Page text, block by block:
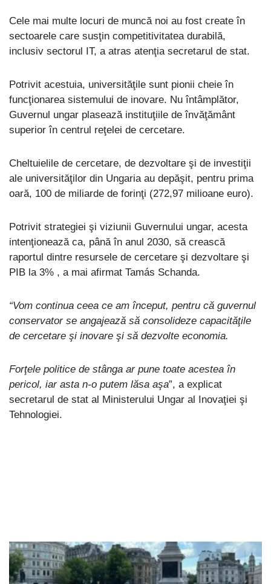
Cele mai multe locuri de muncă noi au fost create în
sectoarele care susţin competitivitatea durabilă,
inclusiv sectorul IT, a atras atenţia secretarul de stat.
Potrivit acestuia, universităţile sunt pionii cheie în
funcţionarea sistemului de inovare. Nu întâmplător,
Guvernul ungar plasează instituţiile de învăţământ
superior în centrul reţelei de cercetare.
Cheltuielile de cercetare, de dezvoltare şi de investiţii
ale universităţilor din Ungaria au depăşit, pentru prima
oară, 100 de miliarde de forinţi (272,97 milioane euro).
Potrivit strategiei şi viziunii Guvernului ungar, acesta
intenţionează ca, până în anul 2030, să crească
raportul dintre resursele de cercetare şi dezvoltare şi
PIB la 3% , a mai afirmat Tamás Schanda.
“Vom continua ceea ce am început, pentru că guvernul
conservator se angajează să consolideze capacităţile
de cercetare şi inovare şi să dezvolte economia.
Forţele politice de stânga ar pune toate acestea în
pericol, iar asta n-o putem lăsa aşa”, a explicat
secretarul de stat al Ministerului Ungar al Inovaţiei şi
Tehnologiei.